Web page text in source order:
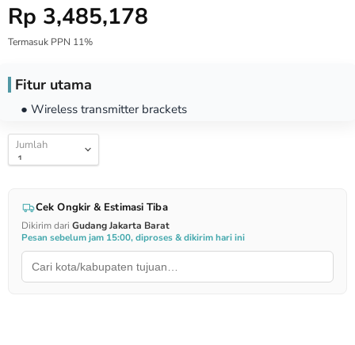
Harga Special
Rp 3,485,178
Termasuk PPN 11%
Fitur utama
● Wireless transmitter brackets
Jumlah
Cek Ongkir & Estimasi Tiba
Dikirim dari Gudang Jakarta Barat
Pesan sebelum jam 15:00, diproses & dikirim hari ini